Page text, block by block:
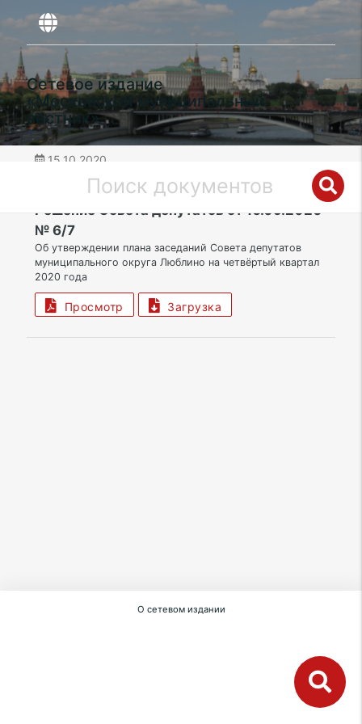
Сетевое издание
«Московский муниципальный
вестник»
15.10.2020
ЮВАО | Муниципальный округ Люблино
Решение Совета депутатов от 16.09.2020
№ 6/7
Об утверждении плана заседаний Совета депутатов
муниципального округа Люблино на четвёртый квартал
2020 года
Просмотр Загрузка
О сетевом издании